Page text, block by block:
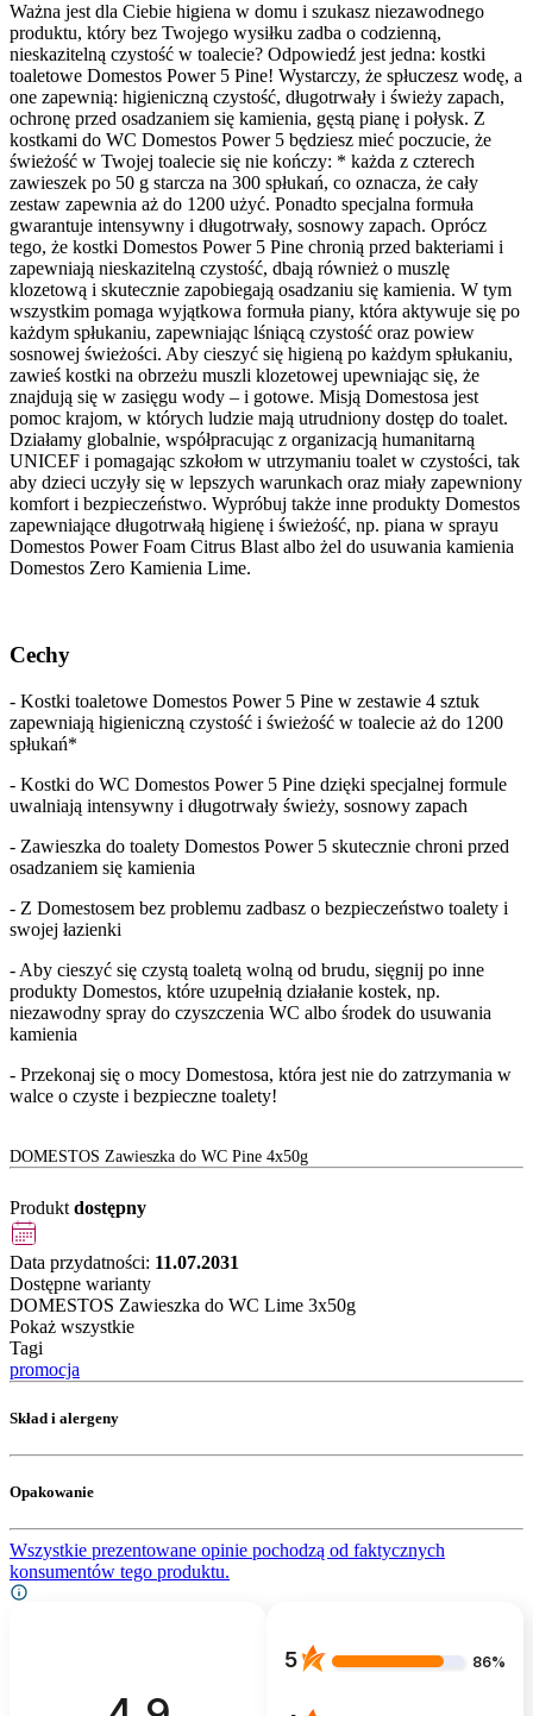
Ważna jest dla Ciebie higiena w domu i szukasz niezawodnego
produktu, który bez Twojego wysiłku zadba o codzienną,
nieskazitelną czystość w toalecie? Odpowiedź jest jedna: kostki
toaletowe Domestos Power 5 Pine! Wystarczy, że spłuczesz wodę, a
one zapewnią: higieniczną czystość, długotrwały i świeży zapach,
ochronę przed osadzaniem się kamienia, gęstą pianę i połysk. Z
kostkami do WC Domestos Power 5 będziesz mieć poczucie, że
świeżość w Twojej toalecie się nie kończy: * każda z czterech
zawieszek po 50 g starcza na 300 spłukań, co oznacza, że cały
zestaw zapewnia aż do 1200 użyć. Ponadto specjalna formuła
gwarantuje intensywny i długotrwały, sosnowy zapach. Oprócz
tego, że kostki Domestos Power 5 Pine chronią przed bakteriami i
zapewniają nieskazitelną czystość, dbają również o muszlę
klozetową i skutecznie zapobiegają osadzaniu się kamienia. W tym
wszystkim pomaga wyjątkowa formuła piany, która aktywuje się po
każdym spłukaniu, zapewniając lśniącą czystość oraz powiew
sosnowej świeżości. Aby cieszyć się higieną po każdym spłukaniu,
zawieś kostki na obrzeżu muszli klozetowej upewniając się, że
znajdują się w zasięgu wody – i gotowe. Misją Domestosa jest
pomoc krajom, w których ludzie mają utrudniony dostęp do toalet.
Działamy globalnie, współpracując z organizacją humanitarną
UNICEF i pomagając szkołom w utrzymaniu toalet w czystości, tak
aby dzieci uczyły się w lepszych warunkach oraz miały zapewniony
komfort i bezpieczeństwo. Wypróbuj także inne produkty Domestos
zapewniające długotrwałą higienę i świeżość, np. piana w sprayu
Domestos Power Foam Citrus Blast albo żel do usuwania kamienia
Domestos Zero Kamienia Lime.
Cechy
- Kostki toaletowe Domestos Power 5 Pine w zestawie 4 sztuk
zapewniają higieniczną czystość i świeżość w toalecie aż do 1200
spłukań*
- Kostki do WC Domestos Power 5 Pine dzięki specjalnej formule
uwalniają intensywny i długotrwały świeży, sosnowy zapach
- Zawieszka do toalety Domestos Power 5 skutecznie chroni przed
osadzaniem się kamienia
- Z Domestosem bez problemu zadbasz o bezpieczeństwo toalety i
swojej łazienki
- Aby cieszyć się czystą toaletą wolną od brudu, sięgnij po inne
produkty Domestos, które uzupełnią działanie kostek, np.
niezawodny spray do czyszczenia WC albo środek do usuwania
kamienia
- Przekonaj się o mocy Domestosa, która jest nie do zatrzymania w
walce o czyste i bezpieczne toalety!
DOMESTOS Zawieszka do WC Pine 4x50g
Produkt dostępny
Data przydatności: 11.07.2031
Dostępne warianty
DOMESTOS Zawieszka do WC Lime 3x50g
Pokaż wszystkie
Tagi
promocja
Skład i alergeny
Opakowanie
Wszystkie prezentowane opinie pochodzą od faktycznych
konsumentów tego produktu.
5 86%